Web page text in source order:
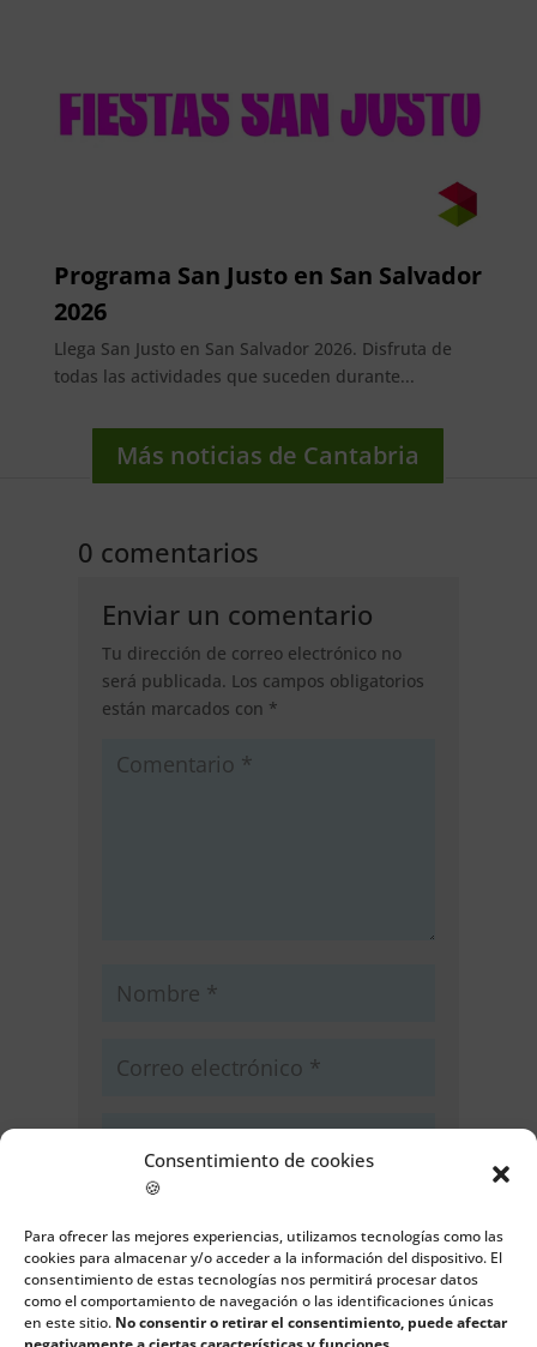
Consentimiento de cookies
🍪
Para ofrecer las mejores experiencias, utilizamos tecnologías como las
cookies para almacenar y/o acceder a la información del dispositivo. El
consentimiento de estas tecnologías nos permitirá procesar datos
como el comportamiento de navegación o las identificaciones únicas
en este sitio. No consentir o retirar el consentimiento, puede afectar
Programa San Justo en San Salvador
2026
Llega San Justo en San Salvador 2026. Disfruta de
todas las actividades que suceden durante...
Más noticias de Cantabria
0 comentarios
Enviar un comentario
Tu dirección de correo electrónico no
será publicada. Los campos obligatorios
están marcados con *
Guarda mi nombre, correo
electrónico y web en este navegador
para la próxima vez que comente.
Enviar comentario